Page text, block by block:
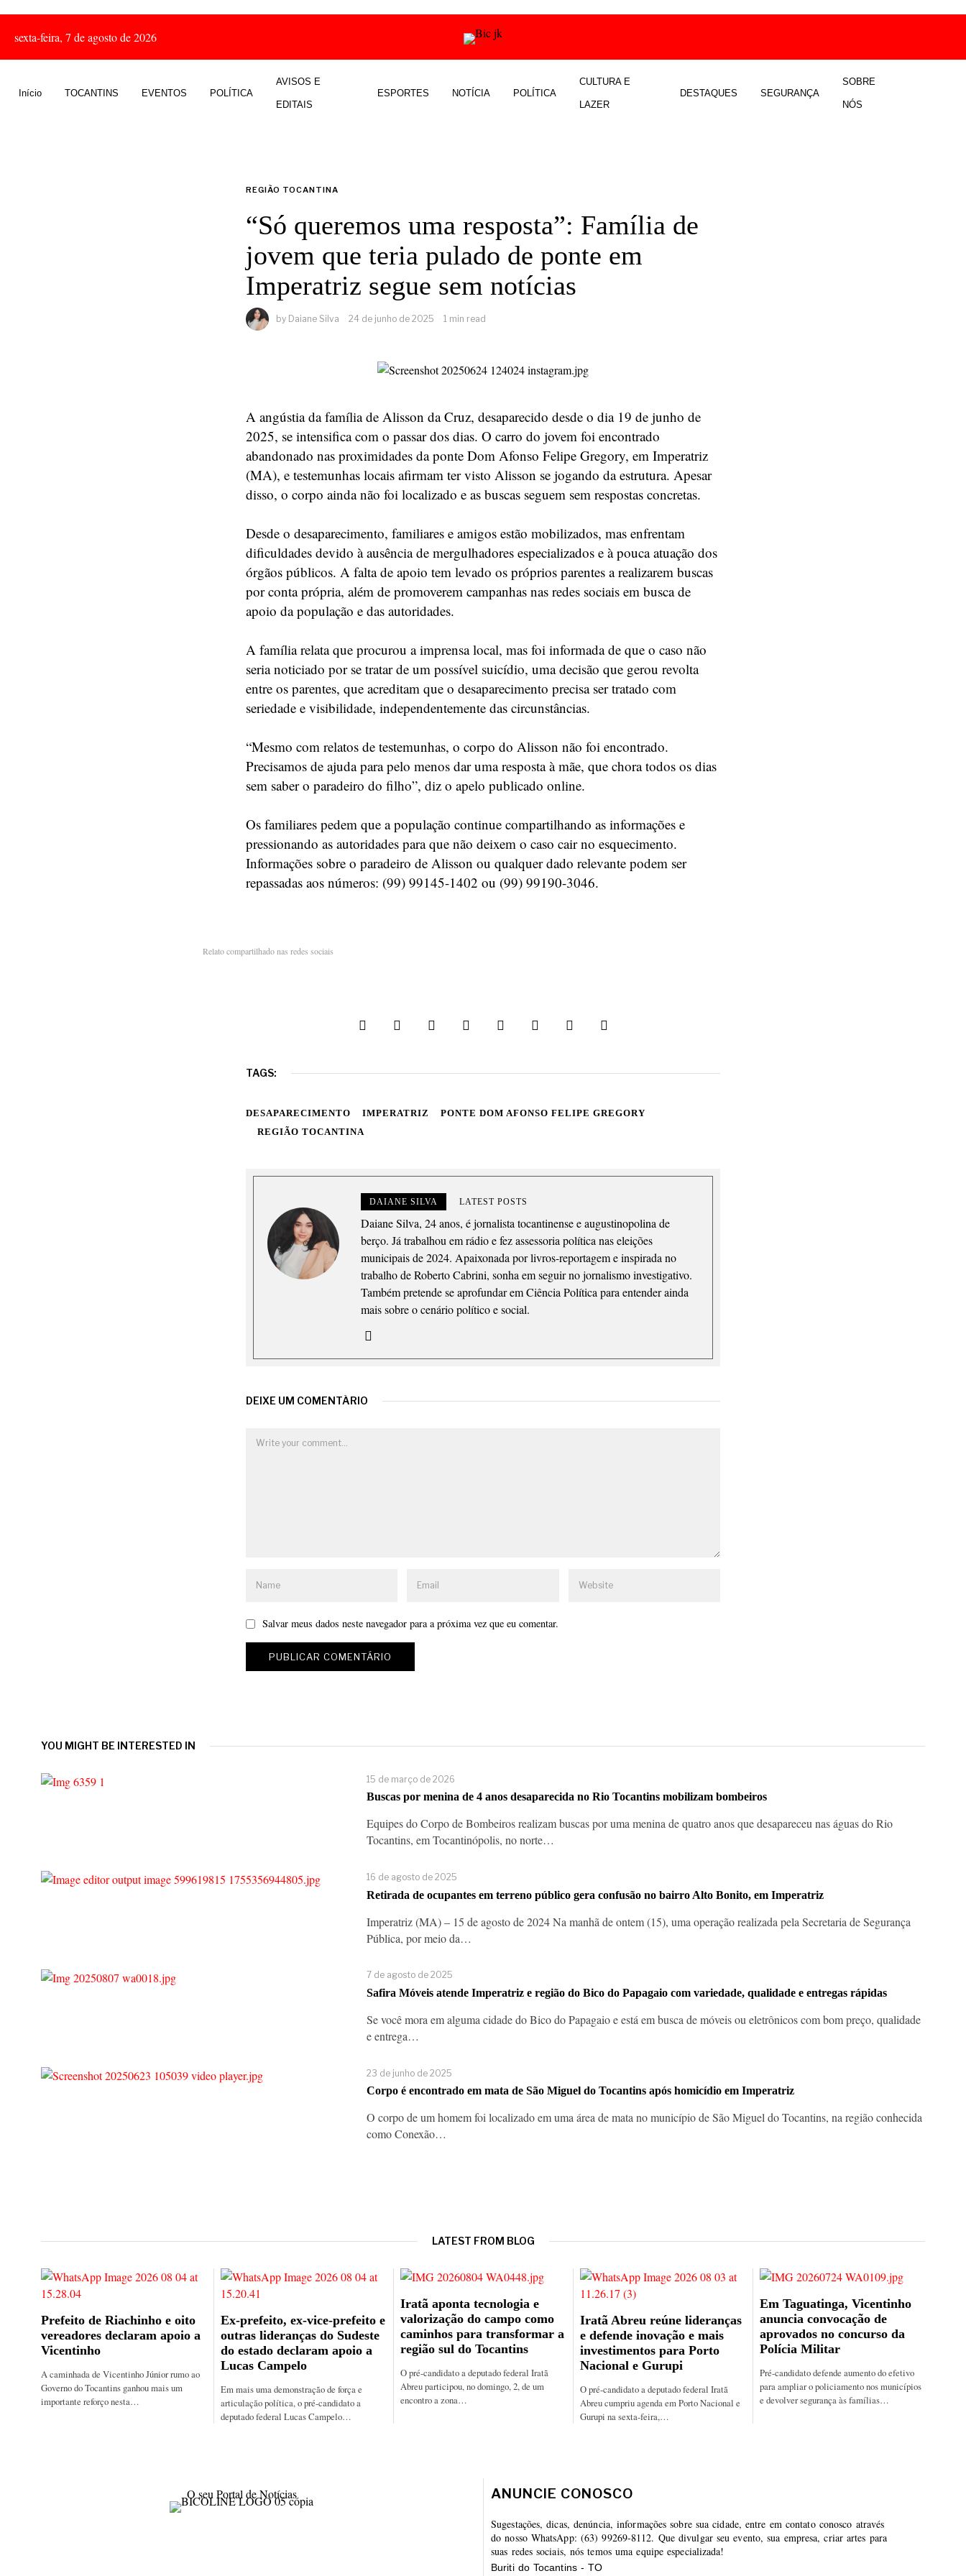
sexta-feira, 7 de agosto de 2026
Início TOCANTINS EVENTOS POLÍTICA
AVISOS E
EDITAIS
ESPORTES NOTÍCIA POLÍTICA
CULTURA E
LAZER
DESTAQUES SEGURANÇA
SOBRE
NÓS
REGIÃO TOCANTINA
“Só queremos uma resposta”: Família de
jovem que teria pulado de ponte em
Imperatriz segue sem notícias
by Daiane Silva 24 de junho de 2025 1 min read
A angústia da família de Alisson da Cruz, desaparecido desde o dia 19 de junho de
2025, se intensifica com o passar dos dias. O carro do jovem foi encontrado
abandonado nas proximidades da ponte Dom Afonso Felipe Gregory, em Imperatriz
(MA), e testemunhas locais afirmam ter visto Alisson se jogando da estrutura. Apesar
disso, o corpo ainda não foi localizado e as buscas seguem sem respostas concretas.
Desde o desaparecimento, familiares e amigos estão mobilizados, mas enfrentam
dificuldades devido à ausência de mergulhadores especializados e à pouca atuação dos
órgãos públicos. A falta de apoio tem levado os próprios parentes a realizarem buscas
por conta própria, além de promoverem campanhas nas redes sociais em busca de
apoio da população e das autoridades.
A família relata que procurou a imprensa local, mas foi informada de que o caso não
seria noticiado por se tratar de um possível suicídio, uma decisão que gerou revolta
entre os parentes, que acreditam que o desaparecimento precisa ser tratado com
seriedade e visibilidade, independentemente das circunstâncias.
“Mesmo com relatos de testemunhas, o corpo do Alisson não foi encontrado.
Precisamos de ajuda para pelo menos dar uma resposta à mãe, que chora todos os dias
sem saber o paradeiro do filho”, diz o apelo publicado online.
Os familiares pedem que a população continue compartilhando as informações e
pressionando as autoridades para que não deixem o caso cair no esquecimento.
Informações sobre o paradeiro de Alisson ou qualquer dado relevante podem ser
repassadas aos números: (99) 99145-1402 ou (99) 99190-3046.
Relato compartilhado nas redes sociais
TAGS:
DESAPARECIMENTO IMPERATRIZ
PONTE DOM AFONSO FELIPE GREGORY
REGIÃO TOCANTINA
DAIANE SILVA LATEST POSTS
Daiane Silva, 24 anos, é jornalista tocantinense e augustinopolina de
berço. Já trabalhou em rádio e fez assessoria política nas eleições
municipais de 2024. Apaixonada por livros-reportagem e inspirada no
trabalho de Roberto Cabrini, sonha em seguir no jornalismo investigativo.
Também pretende se aprofundar em Ciência Política para entender ainda
mais sobre o cenário político e social.
DEIXE UM COMENTÁRIO
Salvar meus dados neste navegador para a próxima vez que eu comentar.
YOU MIGHT BE INTERESTED IN
15 de março de 2026
Buscas por menina de 4 anos desaparecida no Rio Tocantins mobilizam bombeiros
Equipes do Corpo de Bombeiros realizam buscas por uma menina de quatro anos que desapareceu nas águas do Rio
Tocantins, em Tocantinópolis, no norte…
16 de agosto de 2025
Retirada de ocupantes em terreno público gera confusão no bairro Alto Bonito, em Imperatriz
Imperatriz (MA) – 15 de agosto de 2024 Na manhã de ontem (15), uma operação realizada pela Secretaria de Segurança
Pública, por meio da…
7 de agosto de 2025
Safira Móveis atende Imperatriz e região do Bico do Papagaio com variedade, qualidade e entregas rápidas
Se você mora em alguma cidade do Bico do Papagaio e está em busca de móveis ou eletrônicos com bom preço, qualidade
e entrega…
23 de junho de 2025
Corpo é encontrado em mata de São Miguel do Tocantins após homicídio em Imperatriz
O corpo de um homem foi localizado em uma área de mata no município de São Miguel do Tocantins, na região conhecida
como Conexão…
LATEST FROM BLOG
Prefeito de Riachinho e oito
vereadores declaram apoio a
Vicentinho
A caminhada de Vicentinho Júnior rumo ao
Governo do Tocantins ganhou mais um
importante reforço nesta…
Ex-prefeito, ex-vice-prefeito e
outras lideranças do Sudeste
do estado declaram apoio a
Lucas Campelo
Em mais uma demonstração de força e
articulação política, o pré-candidato a
deputado federal Lucas Campelo…
Iratã aponta tecnologia e
valorização do campo como
caminhos para transformar a
região sul do Tocantins
O pré-candidato a deputado federal Iratã
Abreu participou, no domingo, 2, de um
encontro a zona…
Iratã Abreu reúne lideranças
e defende inovação e mais
investimentos para Porto
Nacional e Gurupi
O pré-candidato a deputado federal Iratã
Abreu cumpriu agenda em Porto Nacional e
Gurupi na sexta-feira,…
Em Taguatinga, Vicentinho
anuncia convocação de
aprovados no concurso da
Polícia Militar
Pré-candidato defende aumento do efetivo
para ampliar o policiamento nos municípios
e devolver segurança às famílias…
O seu Portal de Notícias ANUNCIE CONOSCO
Sugestações, dicas, denúncia, informações sobre sua cidade, entre em contato conosco através
do nosso WhatsApp: (63) 99269-8112. Que divulgar seu evento, sua empresa, criar artes para
suas redes sociais, nós temos uma equipe especializada!
Buriti do Tocantins - TO